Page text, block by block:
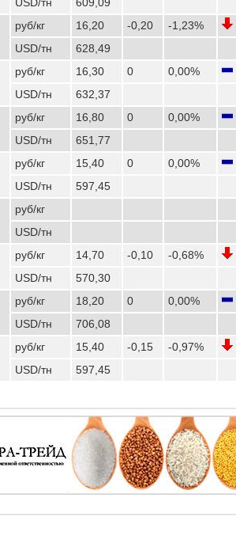
руб/кг 16,20 -0,20
-1,23%
USD/тн
628,49
руб/кг 16,30 0
0,00%
USD/тн
632,37
руб/кг 16,80 0
0,00%
USD/тн
651,77
руб/кг 15,40 0
0,00%
USD/тн
597,45
руб/кг
USD/тн
руб/кг 14,70 -0,10
-0,68%
USD/тн
570,30
руб/кг 18,20 0
0,00%
USD/тн
706,08
руб/кг 15,40 -0,15
-0,97%
USD/тн
597,45